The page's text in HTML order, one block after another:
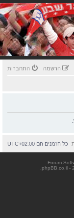
התחברות הרשמה
כל הזמנים הם UTC+02:00